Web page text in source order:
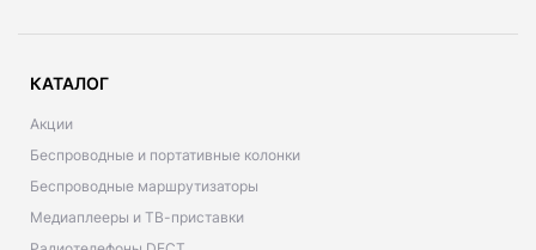
КАТАЛОГ
Акции
Беспроводные и портативные колонки
Беспроводные маршрутизаторы
Медиаплееры и ТВ-приставки